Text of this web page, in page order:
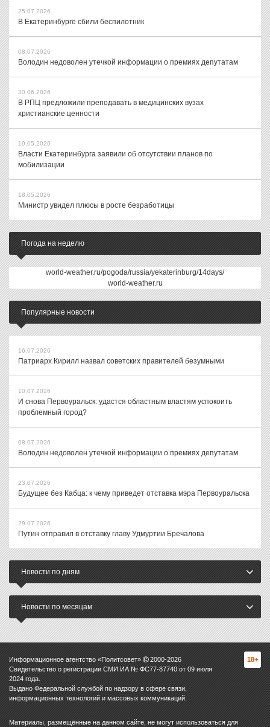
25.07.2026
В Екатеринбурге сбили беспилотник
08.07.2026
Володин недоволен утечкой информации о премиях депутатам
30.06.2026
В РПЦ предложили преподавать в медицинских вузах
христианские ценности
19.05.2026
Власти Екатеринбурга заявили об отсутствии планов по
мобилизации
18.05.2026
Министр увидел плюсы в росте безработицы
Погода на неделю
world-weather.ru/pogoda/russia/yekaterinburg/14days/
world-weather.ru
Популярные новости
16.07.2026
Патриарх Кирилл назвал советских правителей безумными
10.07.2026
И снова Первоуральск: удастся областным властям успокоить
проблемный город?
08.07.2026
Володин недоволен утечкой информации о премиях депутатам
23.07.2026
Будущее без Кабца: к чему приведет отставка мэра Первоуральска
29.07.2026
Путин отправил в отставку главу Удмуртии Бречалова
Новости по дням
Новости по месяцам
Информационное агентство «Политсовет» 2000-2026
Свидетельство о регистрации СМИ ИА № ФС77-87740 от 09 июля
2024 года.
Выдано Федеральной службой по надзору в сфере связи,
информационных технологий и массовых коммуникаций.
18+
Материалы, размещённые на данном сайте, не могут использоваться для